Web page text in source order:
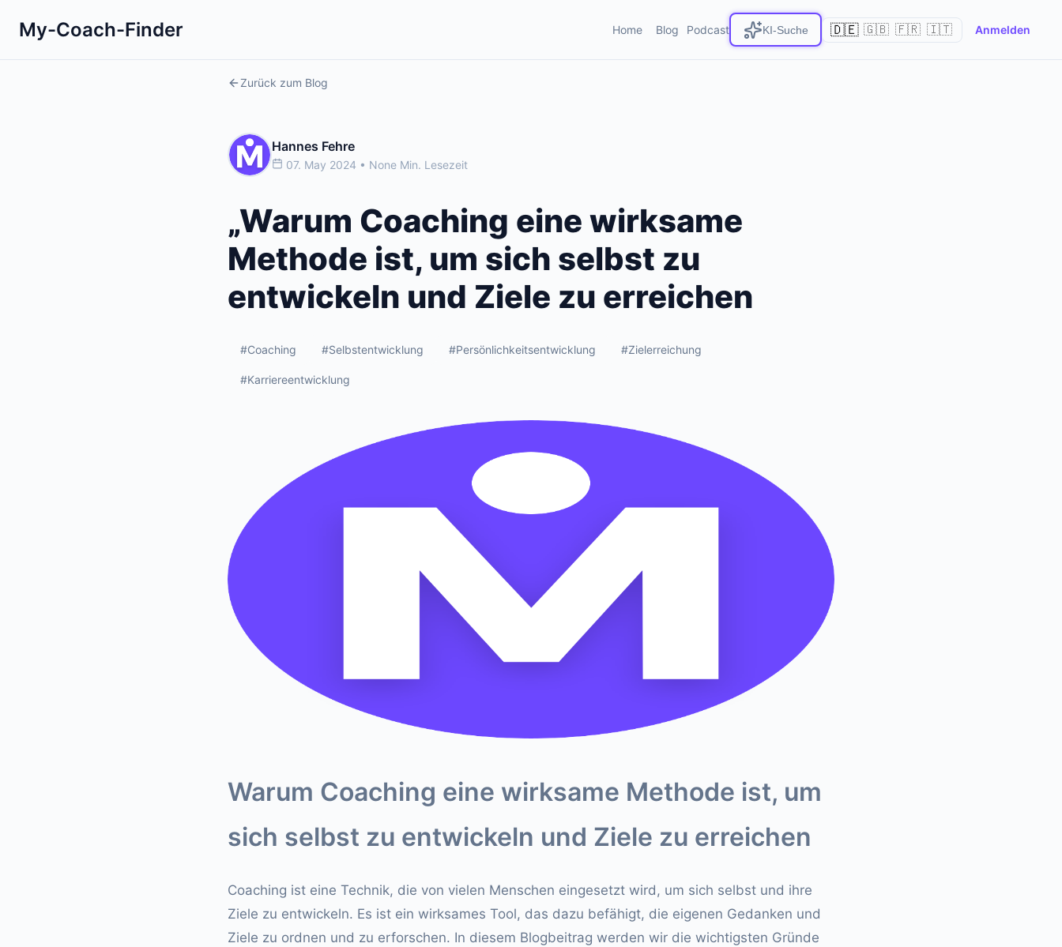
My-Coach-Finder Home Blog Podcast KI-Suche 🇩🇪 🇬🇧 🇫🇷 🇮🇹 Anmelden
Zurück zum Blog
Hannes Fehre
07. May 2024 • None Min. Lesezeit
„Warum Coaching eine wirksame
Methode ist, um sich selbst zu
entwickeln und Ziele zu erreichen
#Coaching #Selbstentwicklung #Persönlichkeitsentwicklung #Zielerreichung
#Karriereentwicklung
Warum Coaching eine wirksame Methode ist, um
sich selbst zu entwickeln und Ziele zu erreichen
Coaching ist eine Technik, die von vielen Menschen eingesetzt wird, um sich selbst und ihre
Ziele zu entwickeln. Es ist ein wirksames Tool, das dazu befähigt, die eigenen Gedanken und
Ziele zu ordnen und zu erforschen. In diesem Blogbeitrag werden wir die wichtigsten Gründe